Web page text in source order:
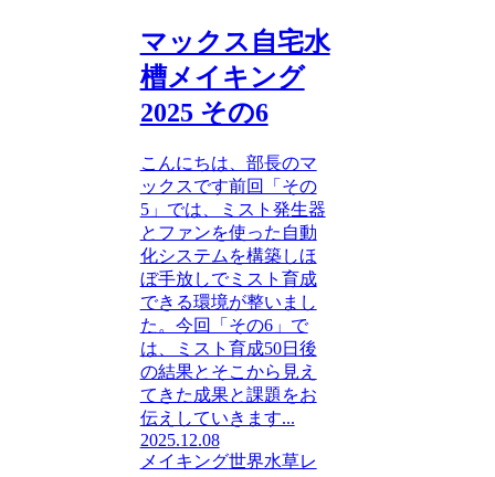
マックス自宅水
槽メイキング
2025 その6
こんにちは、部長のマ
ックスです前回「その
5」では、ミスト発生器
とファンを使った自動
化システムを構築しほ
ぼ手放しでミスト育成
できる環境が整いまし
た。今回「その6」で
は、ミスト育成50日後
の結果とそこから見え
てきた成果と課題をお
伝えしていきます...
2025.12.08
メイキング世界水草レ